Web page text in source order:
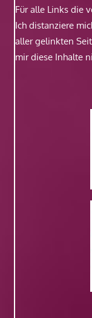
Für alle Links die
Ich distanziere
aller gelinkten
mir diese Inhalte